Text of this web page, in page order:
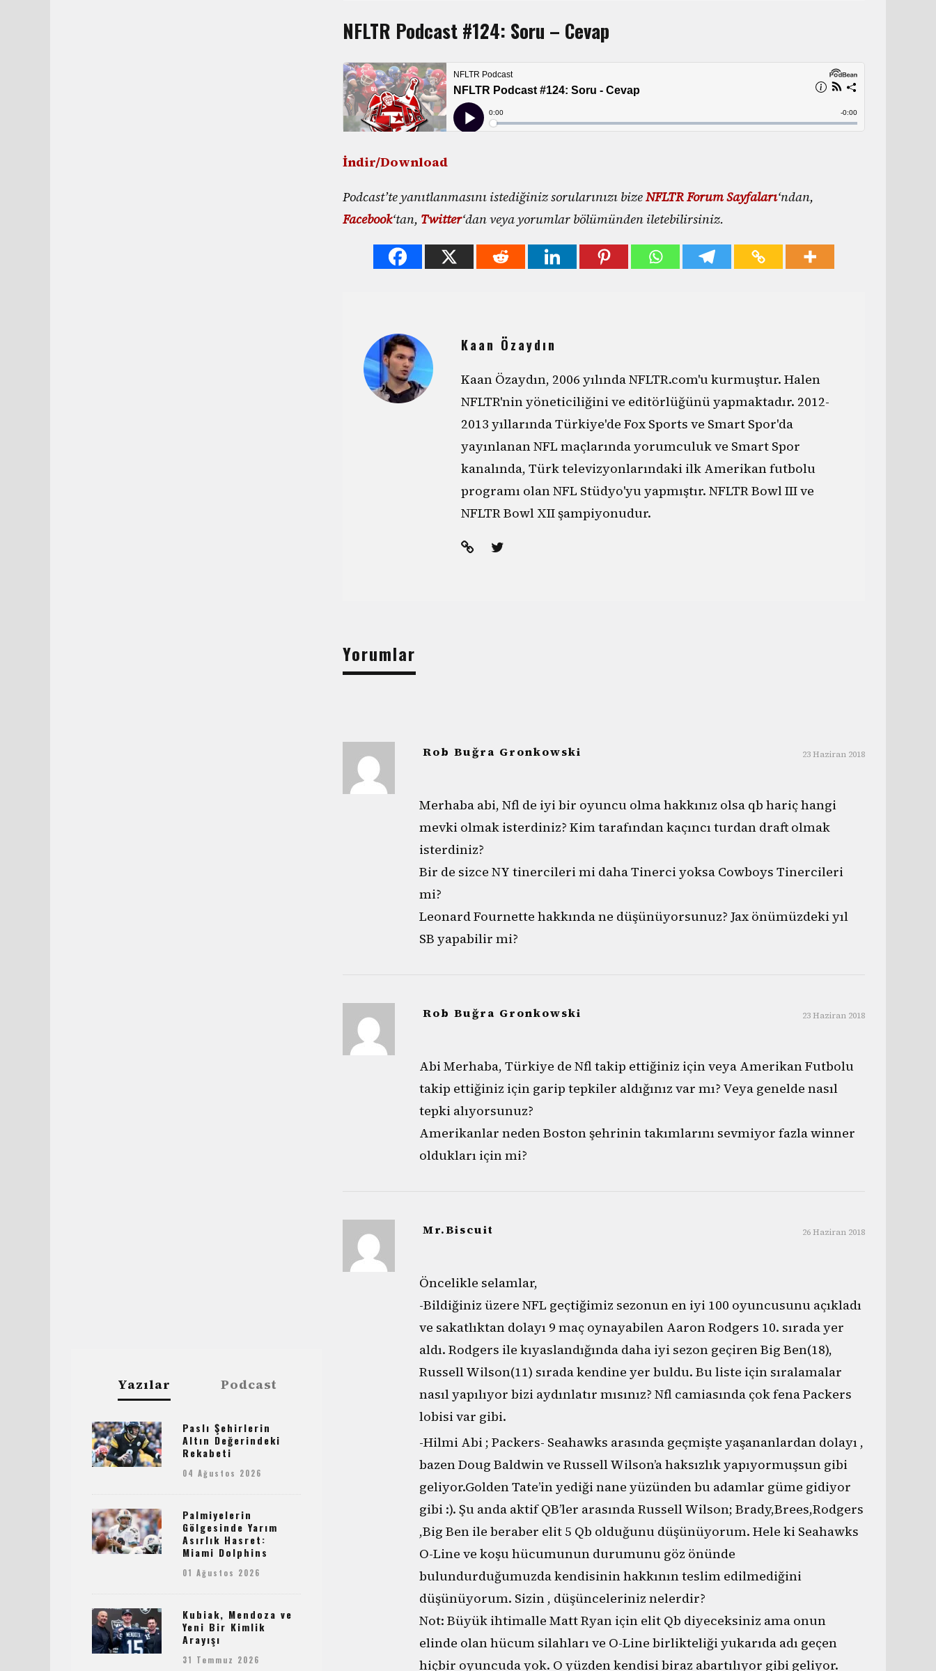
NFLTR Podcast #124: Soru – Cevap
İndir/Download
Podcast’te yanıtlanmasını istediğiniz sorularınızı bizeNFLTR Forum Sayfaları‘ndan,
Facebook‘tan, Twitter‘dan veya yorumlar bölümünden iletebilirsiniz.
Kaan Özaydın
Kaan Özaydın, 2006 yılında NFLTR.com'u kurmuştur. Halen
NFLTR'nin yöneticiliğini ve editörlüğünü yapmaktadır. 2012-
2013 yıllarında Türkiye'de Fox Sports ve Smart Spor'da
yayınlanan NFL maçlarında yorumculuk ve Smart Spor
kanalında, Türk televizyonlarındaki ilk Amerikan futbolu
programı olan NFL Stüdyo'yu yapmıştır. NFLTR Bowl III ve
NFLTR Bowl XII şampiyonudur.
Yorumlar
23 Haziran 2018
Rob Buğra Gronkowski
Merhaba abi, Nfl de iyi bir oyuncu olma hakkınız olsa qb hariç hangi
mevki olmak isterdiniz? Kim tarafından kaçıncı turdan draft olmak
isterdiniz?
Bir de sizce NY tinercileri mi daha Tinerci yoksa Cowboys Tinercileri
mi?
Leonard Fournette hakkında ne düşünüyorsunuz? Jax önümüzdeki yıl
SB yapabilir mi?
23 Haziran 2018
Rob Buğra Gronkowski
Abi Merhaba, Türkiye de Nfl takip ettiğiniz için veya Amerikan Futbolu
takip ettiğiniz için garip tepkiler aldığınız var mı? Veya genelde nasıl
tepki alıyorsunuz?
Amerikanlar neden Boston şehrinin takımlarını sevmiyor fazla winner
oldukları için mi?
26 Haziran 2018
Mr.Biscuit
Öncelikle selamlar,
-Bildiğiniz üzere NFL geçtiğimiz sezonun en iyi 100 oyuncusunu açıkladı
ve sakatlıktan dolayı 9 maç oynayabilen Aaron Rodgers 10. sırada yer
aldı. Rodgers ile kıyaslandığında daha iyi sezon geçiren Big Ben(18),
Russell Wilson(11) sırada kendine yer buldu. Bu liste için sıralamalar
nasıl yapılıyor bizi aydınlatır mısınız? Nfl camiasında çok fena Packers
lobisi var gibi.
-Hilmi Abi ; Packers- Seahawks arasında geçmişte yaşananlardan dolayı ,
bazen Doug Baldwin ve Russell Wilson’a haksızlık yapıyormuşsun gibi
geliyor.Golden Tate’in yediği nane yüzünden bu adamlar güme gidiyor
gibi :). Şu anda aktif QB’ler arasında Russell Wilson; Brady,Brees,Rodgers
,Big Ben ile beraber elit 5 Qb olduğunu düşünüyorum. Hele ki Seahawks
O-Line ve koşu hücumunun durumunu göz önünde
bulundurduğumuzda kendisinin hakkının teslim edilmediğini
düşünüyorum. Sizin , düşünceleriniz nelerdir?
Not: Büyük ihtimalle Matt Ryan için elit Qb diyeceksiniz ama onun
elinde olan hücum silahları ve O-Line birlikteliği yukarıda adı geçen
hiçbir oyuncuda yok. O yüzden kendisi biraz abartılıyor gibi geliyor.
Yazılar Podcast
Paslı Şehirlerin
Altın Değerindeki
Rekabeti
04 Ağustos 2026
Palmiyelerin
Gölgesinde Yarım
Asırlık Hasret:
Miami Dolphins
01 Ağustos 2026
Kubiak, Mendoza ve
Yeni Bir Kimlik
Arayışı
31 Temmuz 2026